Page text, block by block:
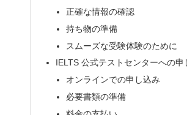
正確な情報の確認
持ち物の準備
スムーズな受験体験のために
IELTS 公式テストセンターへの申
オンラインでの申し込み
必要書類の準備